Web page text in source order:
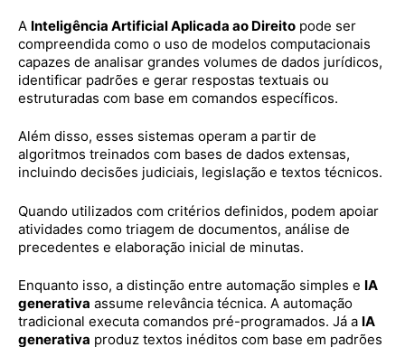
A Inteligência Artificial Aplicada ao Direito pode ser
compreendida como o uso de modelos computacionais
capazes de analisar grandes volumes de dados jurídicos,
identificar padrões e gerar respostas textuais ou
estruturadas com base em comandos específicos.
Além disso, esses sistemas operam a partir de
algoritmos treinados com bases de dados extensas,
incluindo decisões judiciais, legislação e textos técnicos.
Quando utilizados com critérios definidos, podem apoiar
atividades como triagem de documentos, análise de
precedentes e elaboração inicial de minutas.
Enquanto isso, a distinção entre automação simples e IA
generativa assume relevância técnica. A automação
tradicional executa comandos pré-programados. Já a IA
generativa produz textos inéditos com base em padrões